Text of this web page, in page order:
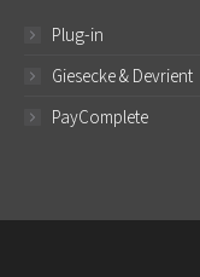
Plug-in
Giesecke & Devrient
PayComplete